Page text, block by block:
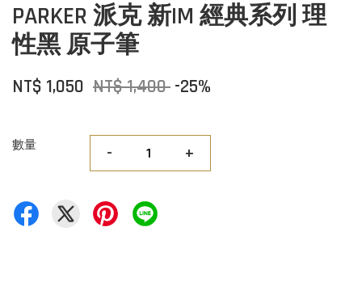
PARKER 派克 新IM 經典系列 理
性黑 原子筆
NT$ 1,050 NT$ 1,400 -25%
數量 - +